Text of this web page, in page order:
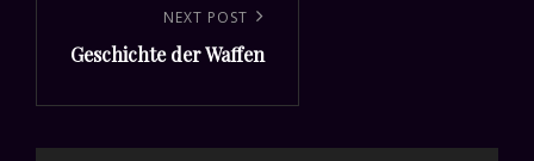
navigation
Post
NEXT POST
Geschichte der Waffen